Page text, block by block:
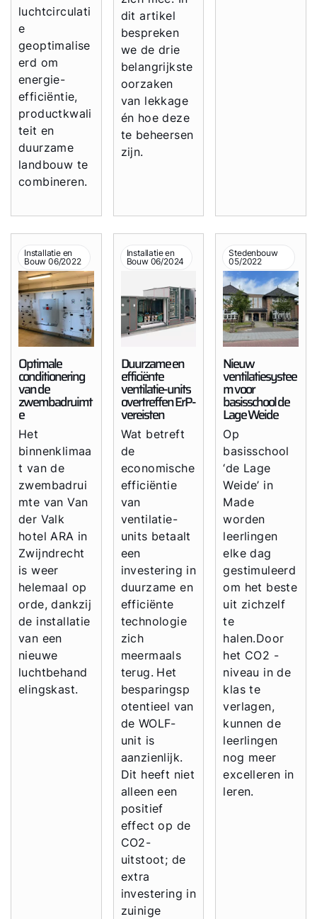
luchtcirculati
e
geoptimalise
erd om
energie-
efficiëntie,
productkwali
teit en
duurzame
landbouw te
combineren.
dit artikel
bespreken
we de drie
belangrijkste
oorzaken
van lekkage
én hoe deze
te beheersen
zijn.
Installatie en
Bouw 06/2022
Optimale
conditionering
van de
zwembadruimt
e
Het
binnenklimaa
t van de
zwembadrui
mte van Van
der Valk
hotel ARA in
Zwijndrecht
is weer
helemaal op
orde, dankzij
de installatie
van een
nieuwe
luchtbehand
elingskast.
Installatie en
Bouw 06/2024
Duurzame en
efficiënte
ventilatie-units
overtreffen ErP-
vereisten
Wat betreft
de
economische
efficiëntie
van
ventilatie-
units betaalt
een
investering in
duurzame en
efficiënte
technologie
zich
meermaals
terug. Het
besparingsp
otentieel van
de WOLF-
unit is
aanzienlijk.
Dit heeft niet
alleen een
positief
effect op de
CO2-
uitstoot; de
extra
investering in
zuinige
Stedenbouw
05/2022
Nieuw
ventilatiesystee
m voor
basisschool de
Lage Weide
Op
basisschool
‘de Lage
Weide’ in
Made
worden
leerlingen
elke dag
gestimuleerd
om het beste
uit zichzelf
te
halen.Door
het CO2 -
niveau in de
klas te
verlagen,
kunnen de
leerlingen
nog meer
excelleren in
leren.